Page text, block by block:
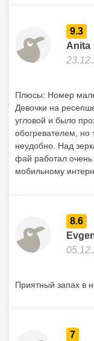
9.3
Anita
Плюсы: Номер
Девочки на
угловой и было
обогревателем,
неудобно. Над
фай работал
мобильному
8.6
Приятный запах в
7